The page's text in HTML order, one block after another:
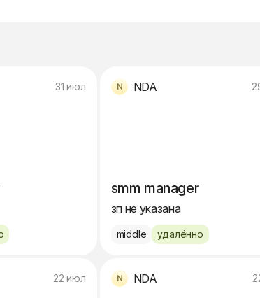
31 июл NDA
smm manager
зп не указана
middle удалённо
22 июл NDA